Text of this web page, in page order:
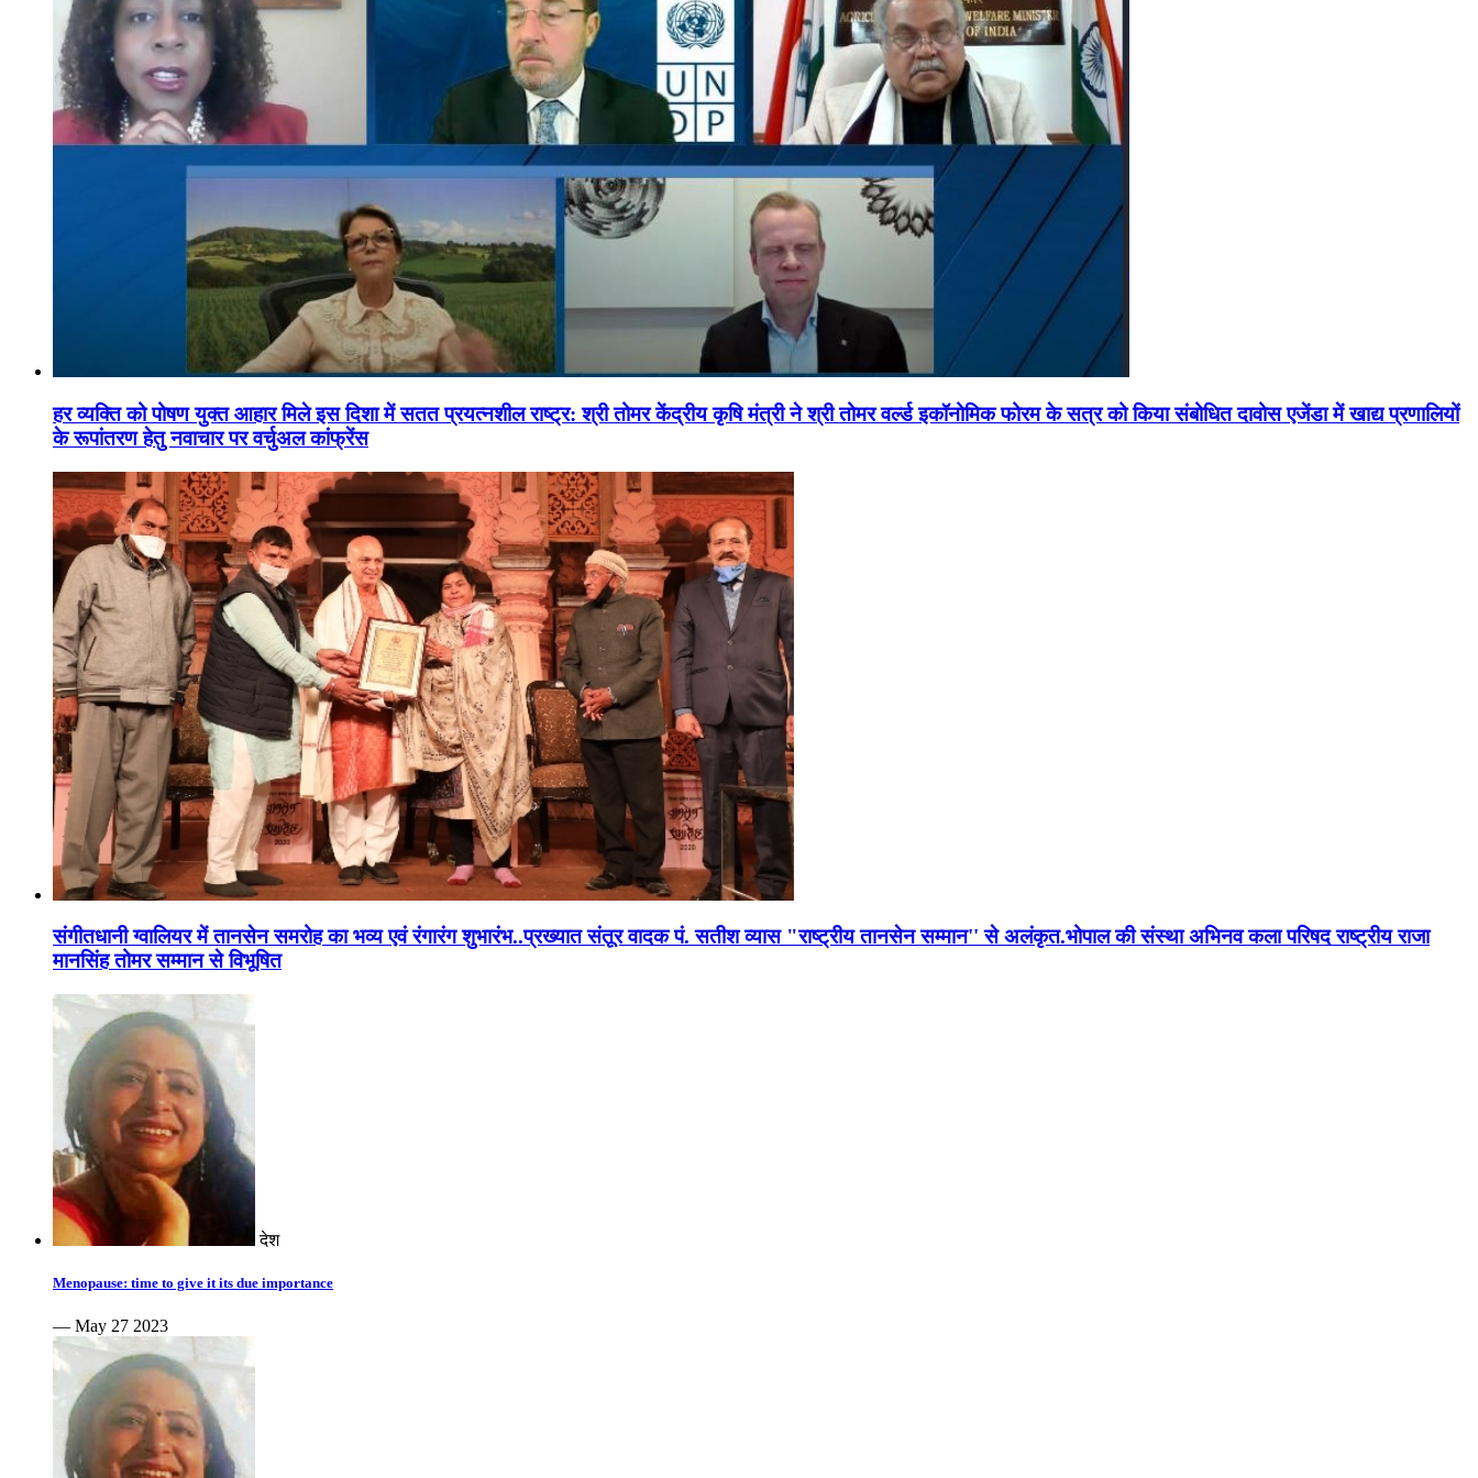
हर व्यक्ति को पोषण युक्त आहार मिले इस दिशा में सतत प्रयत्नशील राष्ट्र: श्री तोमर केंद्रीय कृषि मंत्री ने श्री तोमर वर्ल्ड इकॉनोमिक फोरम के सत्र को किया संबोधित दावोस एजेंडा में खाद्य प्रणालियों
के रूपांतरण हेतु नवाचार पर वर्चुअल कांफ्रेंस
संगीतधानी ग्वालियर में तानसेन समरोह का भव्य एवं रंगारंग शुभारंभ..प्रख्यात संतूर वादक पं. सतीश व्यास "राष्ट्रीय तानसेन सम्मान'' से अलंकृत.भोपाल की संस्था अभिनव कला परिषद राष्ट्रीय राजा
मानसिंह तोमर सम्मान से विभूषित
देश
Menopause: time to give it its due importance
— May 27 2023